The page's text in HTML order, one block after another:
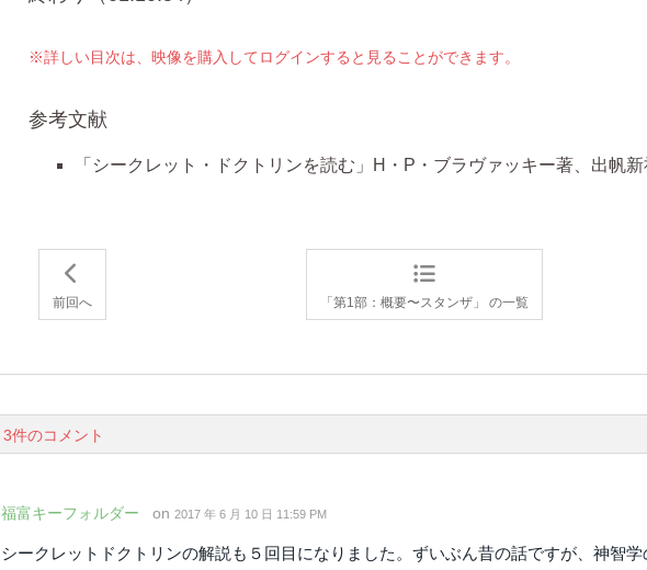
※詳しい目次は、映像を購入してログインすると見ることができます。
参考文献
「シークレット・ドクトリンを読む」H・P・ブラヴァッキー著、出帆新
前回へ 「第1部：概要〜スタンザ」 の一覧
3件のコメント
福富キーフォルダー on 2017 年 6 月 10 日 11:59 PM
シークレットドクトリンの解説も５回目になりました。ずいぶん昔の話ですが、神智